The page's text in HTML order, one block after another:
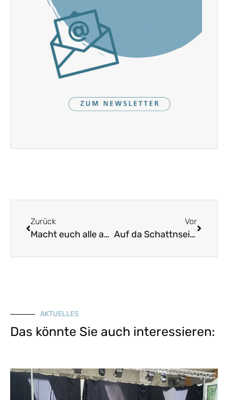
Zurück
Macht euch alle auf zum Stall nach Bethlehem
Vor
Auf da Schattnseitn bleib i net
AKTUELLES
Das könnte Sie auch interessieren: